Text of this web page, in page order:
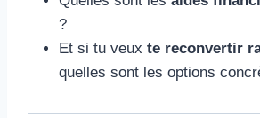
?
Et si tu veux te reconvertir
quelles sont les options